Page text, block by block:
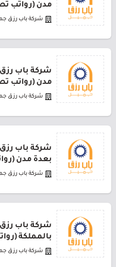
مدن (رواتب تصل 15,000
شركة باب رزق
مدن (رواتب تصل 15,000
شركة باب رزق
بعدة مدن (رواتب تصل
شركة باب رزق
شركة باب
بالمملكة (رواتب تصل
شركة باب رزق